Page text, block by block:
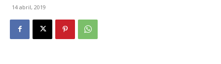
14 abril, 2019